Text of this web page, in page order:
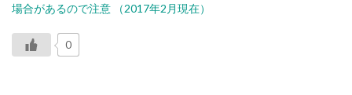
場合があるので注意 （2017年2月現在）
0